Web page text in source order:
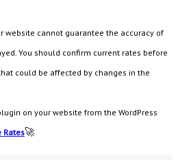
website cannot guarantee the accuracy of
You should confirm current rates before
could be affected by changes in the
on your website from the WordPress
Rates🚀